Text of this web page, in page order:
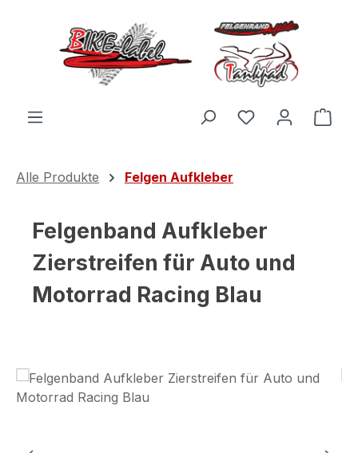
Zum Hauptinhalt springen
Du hast 0
Alle Produkte Felgen Aufkleber
Felgenband Aufkleber
Zierstreifen für Auto und
Motorrad Racing Blau
Bildergalerie überspringen